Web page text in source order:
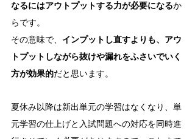
なるにはアウトプットする力が必要になるか
らです。
その意味で、 インプットし直すよりも、アウ
トプットしながら抜けや漏れをふさいでいく
方が効果的だと思います。
夏休み以降は新出単元の学習はなくなり、単
元学習の仕上げと入試問題への対応を同時進